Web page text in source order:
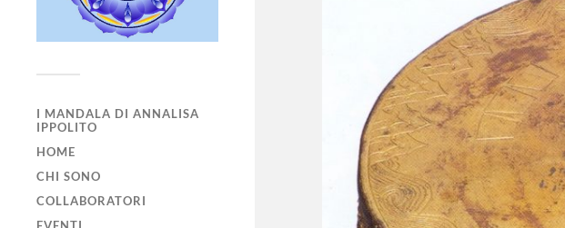
I MANDALA DI ANNALISA
IPPOLITO
HOME
CHI SONO
COLLABORATORI